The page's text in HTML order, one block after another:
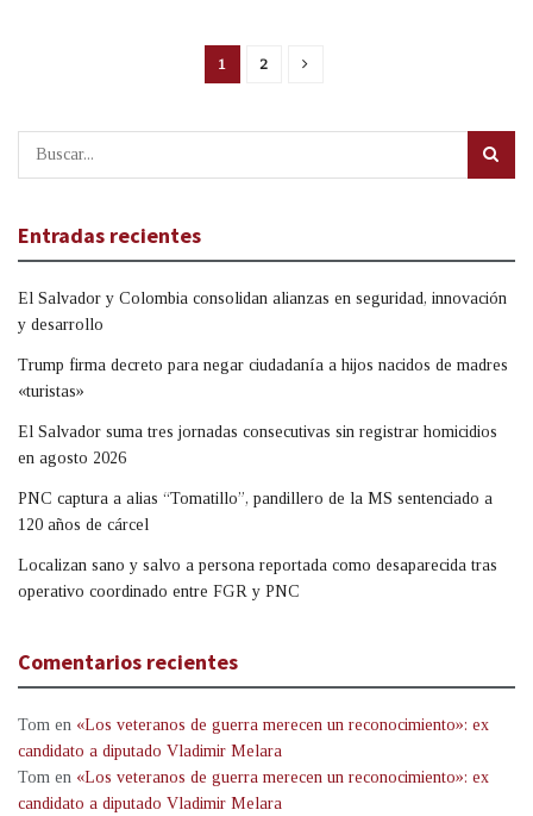
1 2
Entradas recientes
El Salvador y Colombia consolidan alianzas en seguridad, innovación
y desarrollo
Trump firma decreto para negar ciudadanía a hijos nacidos de madres
«turistas»
El Salvador suma tres jornadas consecutivas sin registrar homicidios
en agosto 2026
PNC captura a alias “Tomatillo”, pandillero de la MS sentenciado a
120 años de cárcel
Localizan sano y salvo a persona reportada como desaparecida tras
operativo coordinado entre FGR y PNC
Comentarios recientes
Tom en «Los veteranos de guerra merecen un reconocimiento»: ex
candidato a diputado Vladimir Melara
Tom en «Los veteranos de guerra merecen un reconocimiento»: ex
candidato a diputado Vladimir Melara